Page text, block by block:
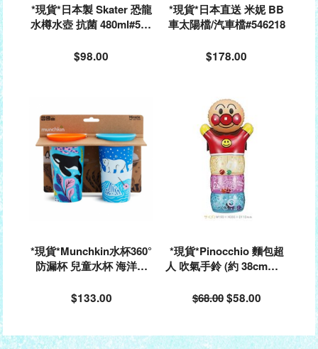
*現貨*日本製 Skater 恐龍
水樽水壺 抗菌 480ml#530
$98.00
*現貨*日本直送 米妮 BB
車太陽檔/汽車檔#546218
$178.00
*現貨*Munchkin水杯360°
防漏杯 兒童水杯 海洋款
$133.00
*現貨*Pinocchio 麵包超
人 吹氣手鈴 (約 38cm高)#
$68.00$58.00